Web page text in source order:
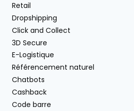
Retail
Dropshipping
Click and Collect
3D Secure
E-Logistique
Référencement naturel
Chatbots
Cashback
Code barre